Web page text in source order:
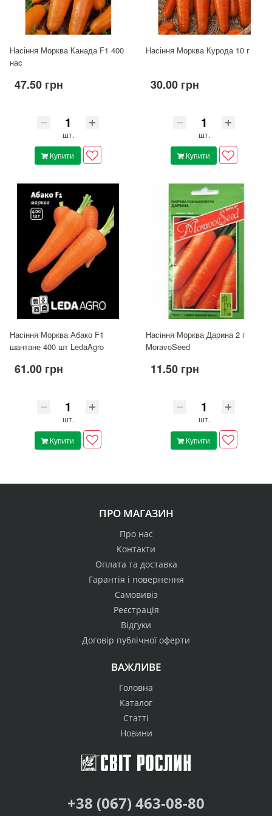
Насіння Морква Канада F1 400
нас
47.50 грн
шт.
Купити
Насіння Морква Курода 10 г
30.00 грн
шт.
Купити
Насіння Морква Абако F1
шантане 400 шт LedaAgro
61.00 грн
шт.
Купити
Насіння Морква Дарина 2 г
MoravoSeed
11.50 грн
шт.
Купити
ПРО МАГАЗИН
Про нас
Контакти
Оплата та доставка
Гарантія і повернення
Самовивіз
Реєстрація
Відгуки
Договір публічної оферти
ВАЖЛИВЕ
Головна
Каталог
Статті
Новини
+38 (067) 463-08-80